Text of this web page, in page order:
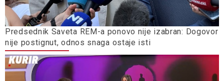
Predsednik Saveta REM-a ponovo nije izabran: Dogovor
nije postignut, odnos snaga ostaje isti